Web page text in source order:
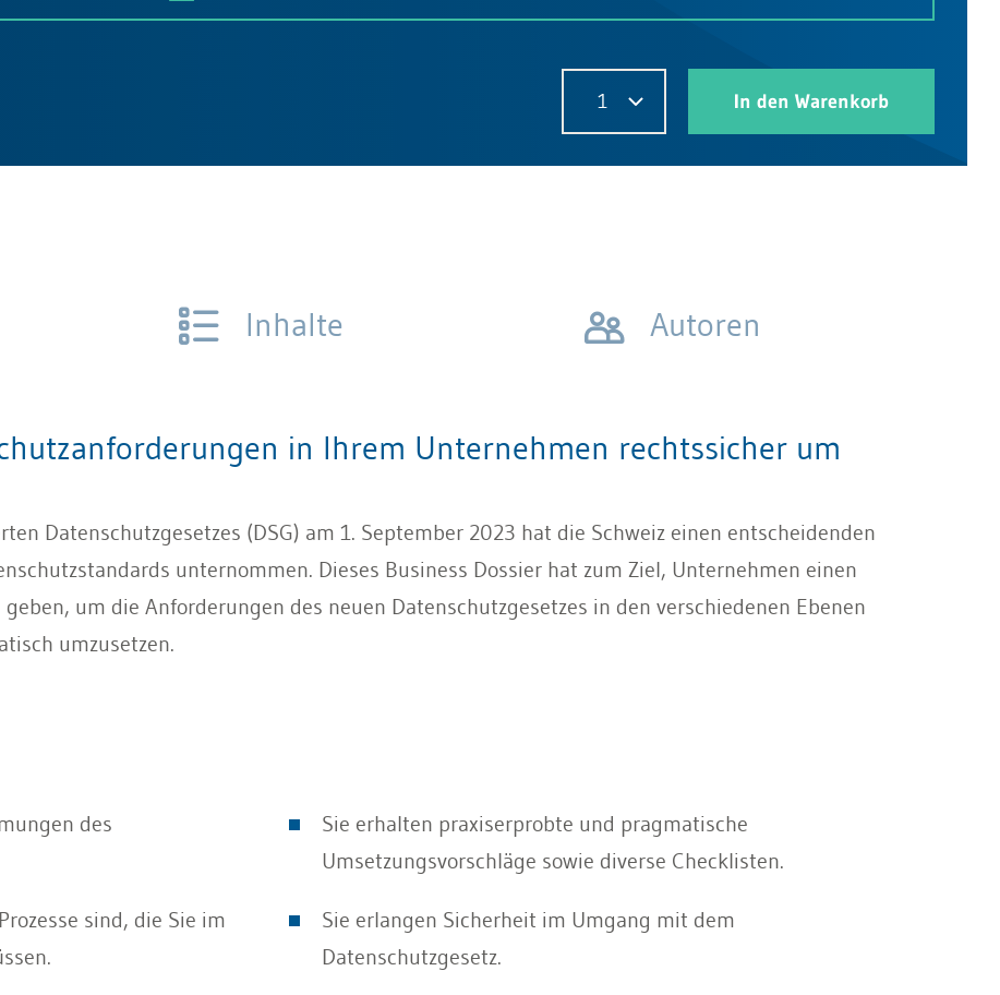
1 In den Warenkorb
Inhalte Autoren
in Ihrem Unternehmen rechtssicher um
Datenschutzgesetzes (DSG) am 1. September 2023 hat die Schweiz einen entscheidenden
unternommen. Dieses Business Dossier hat zum Ziel, Unternehmen einen
um die Anforderungen des neuen Datenschutzgesetzes in den verschiedenen Ebenen
umzusetzen.
des
sind, die Sie im
Sie erhalten praxiserprobte und pragmatische
Umsetzungsvorschläge sowie diverse Checklisten.
Sie erlangen Sicherheit im Umgang mit dem
Datenschutzgesetz.